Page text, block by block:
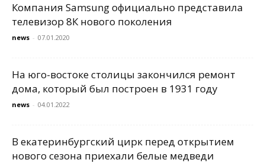
Компания Samsung официально представила
телевизор 8К нового поколения
news - 07.01.2020
На юго-востоке столицы закончился ремонт
дома, который был построен в 1931 году
news - 04.01.2022
В екатеринбургский цирк перед открытием
нового сезона приехали белые медведи